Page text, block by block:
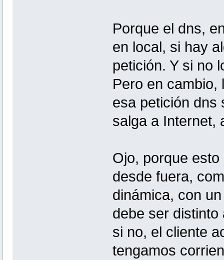
Porque el dns,
en local, si hay
petición. Y si no
Pero en cambio,
esa petición dns
salga a Internet,
Ojo, porque
desde fuera,
dinámica, con
debe ser distinto
si no, el cliente
tengamos